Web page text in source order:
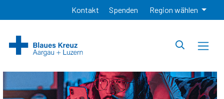
Kontakt Spenden Region wählen